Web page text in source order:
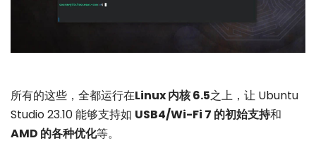
所有的这些，全都运行在Linux 内核 6.5之上，让 Ubuntu
Studio 23.10 能够支持如 USB4/Wi-Fi 7 的初始支持和
AMD 的各种优化等。